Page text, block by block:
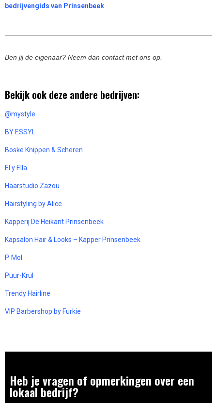
bedrijvengids van Prinsenbeek
Ben jij de eigenaar? Neem dan contact met ons op.
Bekijk ook deze andere bedrijven:
@mystyle
BY ESSYL
Boske Knippen & Scheren
El y Ella
Haarstudio Zazou
Hairstyling by Alice
Kapperij De Heikant Prinsenbeek
Kapsalon Hair & Looks – Kapper Prinsenbeek
P. Mol
Puur-Krul
Trendy Hairline
VIP Barbershop by Furkie
Heb je vragen of opmerkingen over een
lokaal bedrijf?